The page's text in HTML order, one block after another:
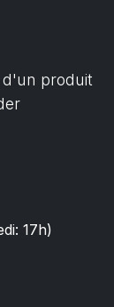
produit
17h)